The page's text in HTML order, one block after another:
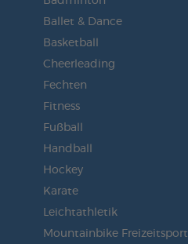
Ballet & Dance
Basketball
Cheerleading
Fechten
Fitness
Fußball
Handball
Hockey
Karate
Leichtathletik
Mountainbike Freizeitsport